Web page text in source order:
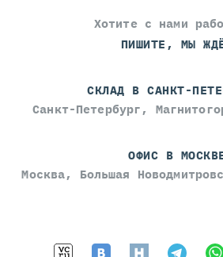
Хотите с нами
ПИШИТЕ, МЫ
СКЛАД В САНКТ-
Санкт-Петербург,
ОФИС В
Москва, Большая